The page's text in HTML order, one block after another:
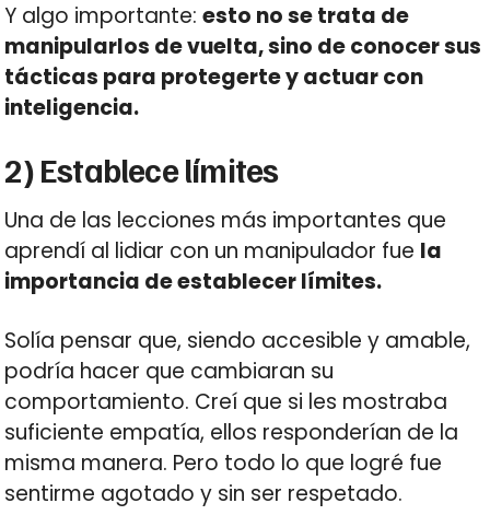
Y algo importante:esto no se trata de
manipularlos de vuelta, sino de conocer sus
tácticas para protegerte y actuar con
inteligencia.
2) Establece límites
Una de las lecciones más importantes que
aprendí al lidiar con un manipulador fue la
importancia de establecer límites.
Solía pensar que, siendo accesible y amable,
podría hacer que cambiaran su
comportamiento. Creí que si les mostraba
suficiente empatía, ellos responderían de la
misma manera. Pero todo lo que logré fue
sentirme agotado y sin ser respetado.